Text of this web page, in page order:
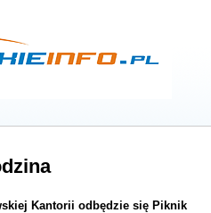
Kantorii odbędzie się Piknik